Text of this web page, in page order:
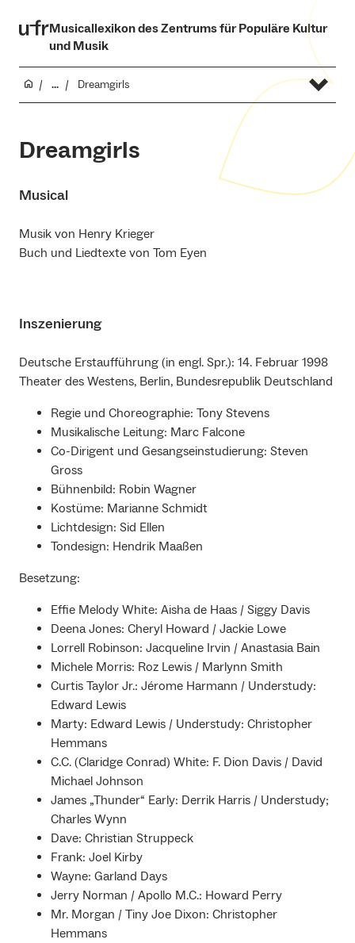
Musicallexikon des Zentrums für Populäre Kultur
und Musik
... Dreamgirls
Dreamgirls
Musical
Musik von Henry Krieger
Buch und Liedtexte von Tom Eyen
Inszenierung
Deutsche Erstaufführung (in engl. Spr.): 14. Februar 1998
Theater des Westens, Berlin, Bundesrepublik Deutschland
Regie und Choreographie: Tony Stevens
Musikalische Leitung: Marc Falcone
Co-Dirigent und Gesangseinstudierung: Steven
Gross
Bühnenbild: Robin Wagner
Kostüme: Marianne Schmidt
Lichtdesign: Sid Ellen
Tondesign: Hendrik Maaßen
Besetzung:
Effie Melody White: Aisha de Haas / Siggy Davis
Deena Jones: Cheryl Howard / Jackie Lowe
Lorrell Robinson: Jacqueline Irvin / Anastasia Bain
Michele Morris: Roz Lewis / Marlynn Smith
Curtis Taylor Jr.: Jérome Harmann / Understudy:
Edward Lewis
Marty: Edward Lewis / Understudy: Christopher
Hemmans
C.C. (Claridge Conrad) White: F. Dion Davis / David
Michael Johnson
James „Thunder“ Early: Derrik Harris / Understudy;
Charles Wynn
Dave: Christian Struppeck
Frank: Joel Kirby
Wayne: Garland Days
Jerry Norman / Apollo M.C.: Howard Perry
Mr. Morgan / Tiny Joe Dixon: Christopher
Hemmans